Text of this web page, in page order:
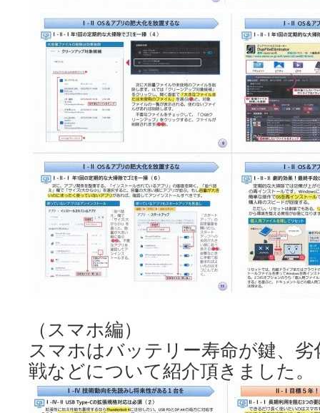
（スマホ編）
スマホはバッテリー寿命が鍵、
戦などについて紹介頂きました。